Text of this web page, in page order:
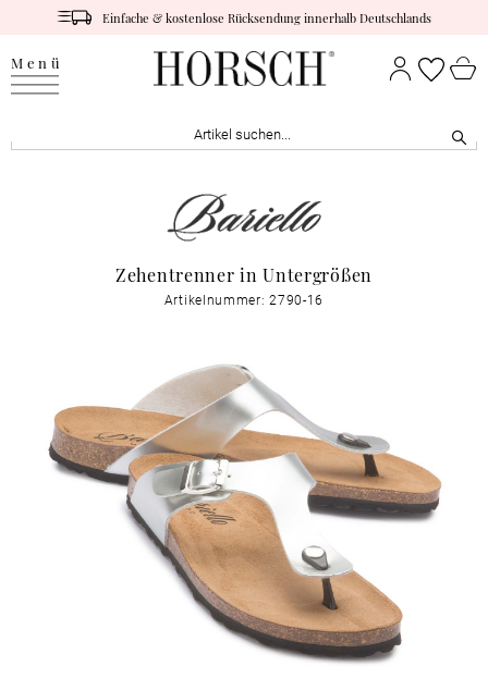
Einfache & kostenlose Rücksendung innerhalb Deutschlands
Menü
Zehentrenner in Untergrößen
Artikelnummer: 2790-16